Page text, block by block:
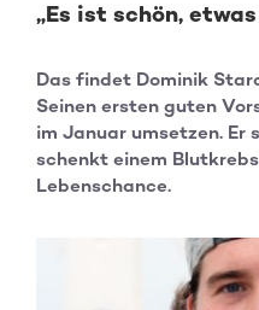
„Es ist schön,
Das findet Dominik
Seinen ersten guten
im Januar umsetzen. Er
schenkt einem
Lebenschance.